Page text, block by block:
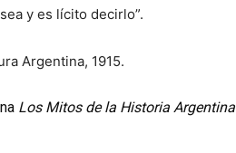
y es lícito decirlo”.
Argentina, 1915.
Los Mitos de la Historia Argentina